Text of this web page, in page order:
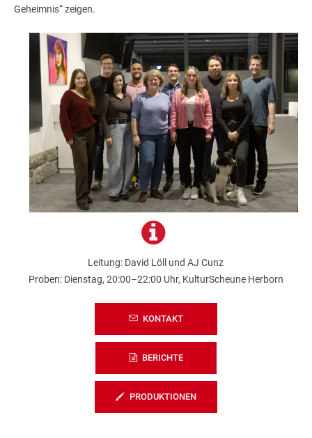
Geheimnis“ zeigen.
Leitung: David Löll und AJ Cunz
Proben: Dienstag, 20:00–22:00 Uhr, KulturScheune Herborn
KONTAKT
BERICHTE
PRODUKTIONEN